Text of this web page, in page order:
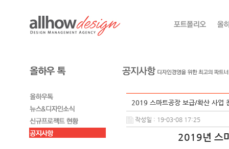
2019 스마트공장 보급/확산 사업
작성일 : 19-03-08 17:25
2019년 스